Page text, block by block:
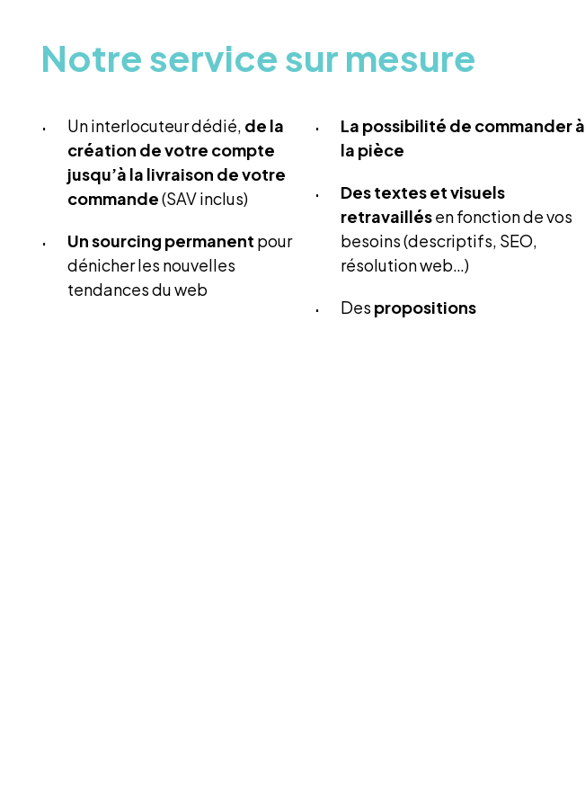
Notre service sur mesure
Un interlocuteur dédié, de la
création de votre compte
jusqu’à la livraison de votre
commande(SAV inclus)
Unsourcing permanent pour
dénicher les nouvelles
tendances du web
La possibilité de commander à
la pièce
Des textes et visuels
retravaillésen fonction de vos
besoins (descriptifs, SEO,
résolution web…)
Des propositions